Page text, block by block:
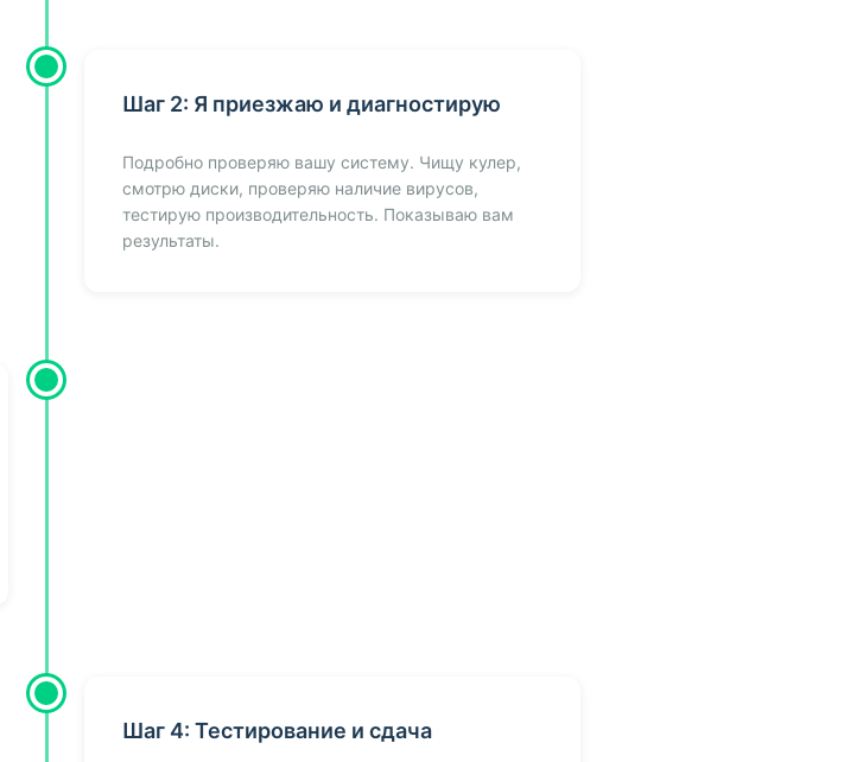
Шаг 2: Я приезжаю и диагностирую
Подробно проверяю вашу систему. Чищу кулер,
смотрю диски, проверяю наличие вирусов,
тестирую производительность. Показываю вам
результаты.
Шаг 4: Тестирование и сдача